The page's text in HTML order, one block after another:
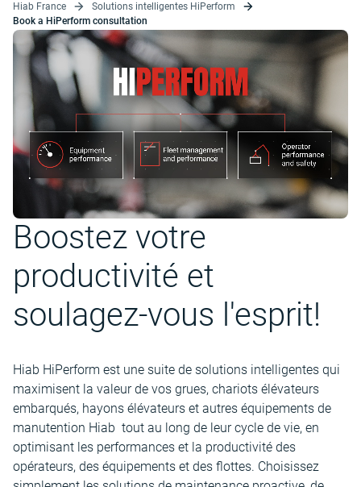
Hiab France
Solutions intelligentes HiPerform
Book a HiPerform consultation
Boostez votre
productivité et
soulagez-vous l'esprit!
Hiab HiPerform est une suite de solutions intelligentes qui
maximisent la valeur de vos grues, chariots élévateurs
embarqués, hayons élévateurs et autres équipements de
manutention Hiab tout au long de leur cycle de vie, en
optimisant les performances et la productivité des
opérateurs, des équipements et des flottes. Choisissez